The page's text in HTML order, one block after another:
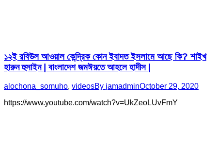
১২ই রবিউল আওয়াল কেন্দ্রিক কোন ইবাদত ইসলামে আছে কি? শাইখ
হারুন হুসাইন | বাংলাদেশ জমঈয়তে আহলে হাদীস |
alochona_somuho, videosBy jamadminOctober 29, 2020
https://www.youtube.com/watch?v=UkZeoLUvFmY